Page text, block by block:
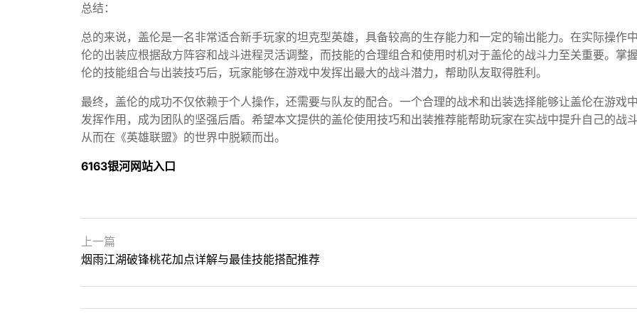
总结：
总的来说，盖伦是一名非常适合新手玩家的坦克型英雄，具备较高的生存能力和一定的输出能力。在实际操作
伦的出装应根据敌方阵容和战斗进程灵活调整，而技能的合理组合和使用时机对于盖伦的战斗力至关重要。掌
伦的技能组合与出装技巧后，玩家能够在游戏中发挥出最大的战斗潜力，帮助队友取得胜利。
最终，盖伦的成功不仅依赖于个人操作，还需要与队友的配合。一个合理的战术和出装选择能够让盖伦在游戏
发挥作用，成为团队的坚强后盾。希望本文提供的盖伦使用技巧和出装推荐能帮助玩家在实战中提升自己的战斗
从而在《英雄联盟》的世界中脱颖而出。
6163银河网站入口
上一篇
烟雨江湖破锋桃花加点详解与最佳技能搭配推荐